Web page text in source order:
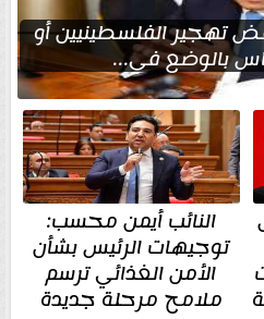
تهجير الفلسطينيين أو
بالوضع في...
النائب أيمن محسب:
توجيهات الرئيس بشأن
الأمن الغذائي ترسم
ملامح مرحلة جديدة